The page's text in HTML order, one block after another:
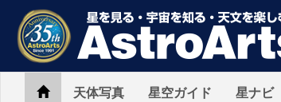
Home天体写真 星空ガイド 星ナビ